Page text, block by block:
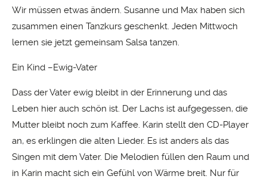
Wir müssen etwas ändern. Susanne und Max haben sich
zusammen einen Tanzkurs geschenkt. Jeden Mittwoch
lernen sie jetzt gemeinsam Salsa tanzen.
Ein Kind –Ewig-Vater
Dass der Vater ewig bleibt in der Erinnerung und das
Leben hier auch schön ist. Der Lachs ist aufgegessen, die
Mutter bleibt noch zum Kaffee. Karin stellt den CD-Player
an, es erklingen die alten Lieder. Es ist anders als das
Singen mit dem Vater. Die Melodien füllen den Raum und
in Karin macht sich ein Gefühl von Wärme breit. Nur für